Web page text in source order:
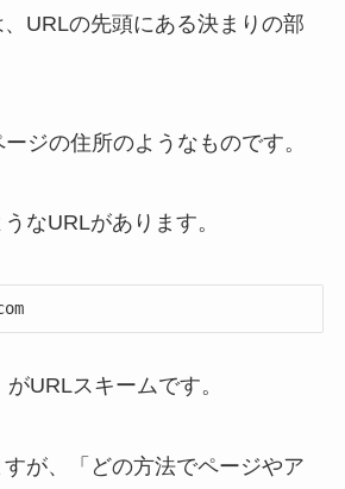
URLの先頭にある決まりの部
ジの住所のようなものです。
なURLがあります。
URLスキームです。
が、「どの方法でページやア